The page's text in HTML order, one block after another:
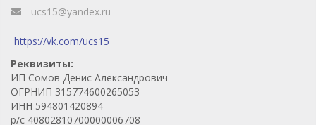
ucs15@yandex.ru
https://vk.com/ucs15
Реквизиты:
ИП Сомов Денис Александрович
ОГРНИП 315774600265053
ИНН 594801420894
р/с 40802810700000006708